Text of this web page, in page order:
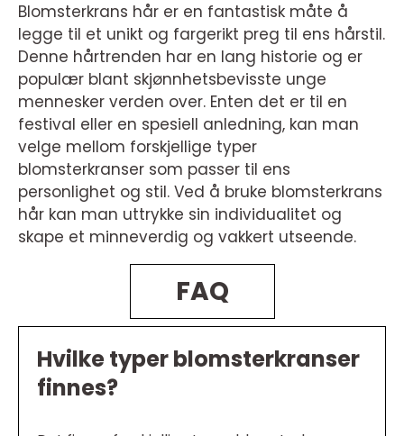
Blomsterkrans hår er en fantastisk måte å
legge til et unikt og fargerikt preg til ens hårstil.
Denne hårtrenden har en lang historie og er
populær blant skjønnhetsbevisste unge
mennesker verden over. Enten det er til en
festival eller en spesiell anledning, kan man
velge mellom forskjellige typer
blomsterkranser som passer til ens
personlighet og stil. Ved å bruke blomsterkrans
hår kan man uttrykke sin individualitet og
skape et minneverdig og vakkert utseende.
FAQ
Hvilke typer blomsterkranser
finnes?